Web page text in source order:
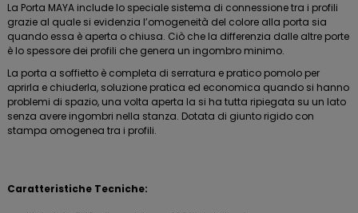
La Porta MAYA include lo speciale sistema di connessione tra i profili
grazie al quale si evidenzia l’omogeneità del colore alla porta sia
quando essa è aperta o chiusa. Ciò che la differenzia dalle altre porte
è lo spessore dei profili che genera un ingombro minimo.
La porta a soffietto è completa di serratura e pratico pomolo per
aprirla e chiuderla, soluzione pratica ed economica quando si hanno
problemi di spazio, una volta aperta la si ha tutta ripiegata su un lato
senza avere ingombri nella stanza. Dotata di giunto rigido con
stampa omogenea tra i profili.
Caratteristiche Tecniche: